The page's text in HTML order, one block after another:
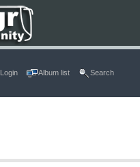
Login Album list Search